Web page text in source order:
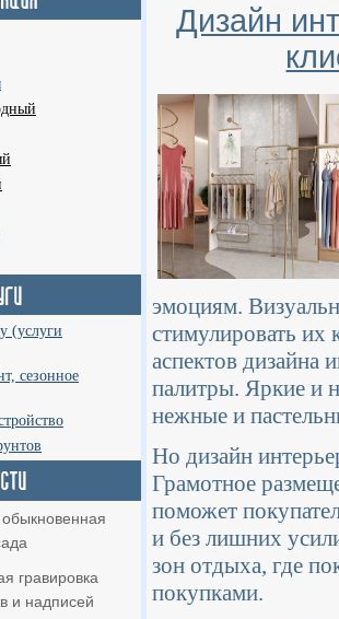
(услуги
сезонное
гравировка
и надписей
Дизайн
эмоциям.
стимулировать
аспектов дизайна
палитры. Яркие и
нежные и
Но дизайн
Грамотное
поможет
и без лишних
зон отдыха, где
покупками.